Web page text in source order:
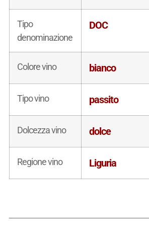
Tipo
denominazione
DOC
Colore vino bianco
Tipo vino passito
Dolcezza vino dolce
Regione vino Liguria